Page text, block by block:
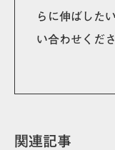
らに伸ばした
い合わせくださ
関連記事